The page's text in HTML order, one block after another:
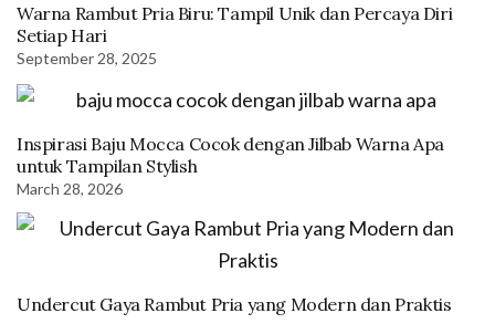
Warna Rambut Pria Biru: Tampil Unik dan Percaya Diri
Setiap Hari
September 28, 2025
Inspirasi Baju Mocca Cocok dengan Jilbab Warna Apa
untuk Tampilan Stylish
March 28, 2026
Undercut Gaya Rambut Pria yang Modern dan Praktis